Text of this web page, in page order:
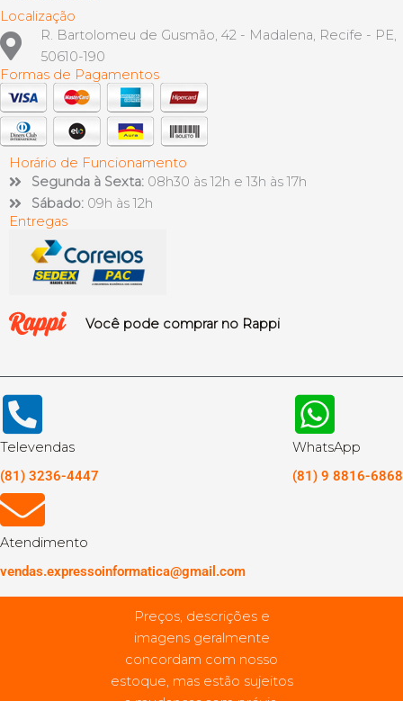
Localização
R. Bartolomeu de Gusmão, 42 - Madalena, Recife - PE,
50610-190
Formas de Pagamentos
Horário de Funcionamento
Segunda à Sexta: 08h30 às 12h e 13h às 17h
Sábado: 09h às 12h
Entregas
Você pode comprar no Rappi
Televendas
(81) 3236-4447
WhatsApp
(81) 9 8816-6868
Atendimento
vendas.expressoinformatica@gmail.com
Preços, descrições e
imagens geralmente
concordam com nosso
estoque, mas estão sujeitos